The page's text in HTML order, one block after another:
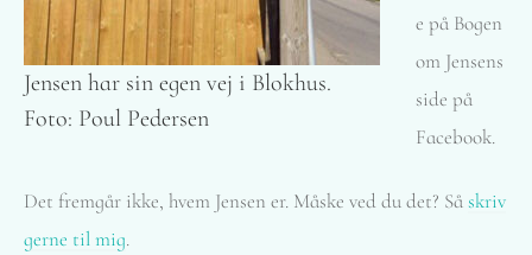
Jensen har sin egen vej i Blokhus.
Foto: Poul Pedersen
e på Bogen
om Jensens
side på
Facebook.
Det fremgår ikke, hvem Jensen er. Måske ved du det? Såskriv
gerne til mig.